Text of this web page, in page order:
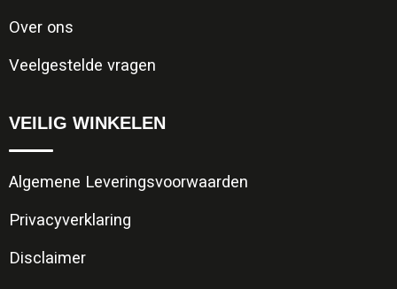
Over ons
Veelgestelde vragen
VEILIG WINKELEN
Algemene Leveringsvoorwaarden
Privacyverklaring
Disclaimer